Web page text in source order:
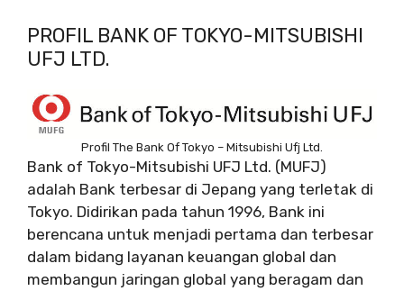
PROFIL BANK OF TOKYO-MITSUBISHI
UFJ LTD.
Profil The Bank Of Tokyo – Mitsubishi Ufj Ltd.
Bank of Tokyo-Mitsubishi UFJ Ltd. (MUFJ)
adalah Bank terbesar di Jepang yang terletak di
Tokyo. Didirikan pada tahun 1996, Bank ini
berencana untuk menjadi pertama dan terbesar
dalam bidang layanan keuangan global dan
membangun jaringan global yang beragam dan